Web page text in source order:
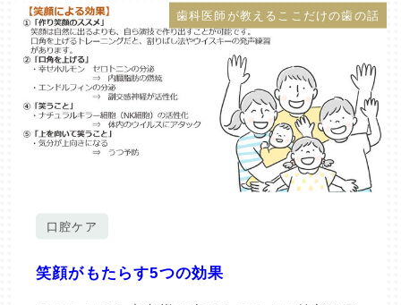
歯科医師が教えるここだけの歯の話
口腔ケア
笑顔がもたらす5つの効果